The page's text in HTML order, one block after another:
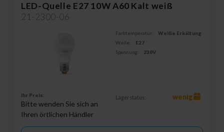
LED-Quelle E27 10W A60 Kalt weiß
21-2300-06
Farbtemperatur:
Weiße Erkältung
Welle:
E27
Spannung:
230V
Ihr Preis:
Bitte wenden Sie sich an
Ihren örtlichen Händler
Lagerstatus: wenig